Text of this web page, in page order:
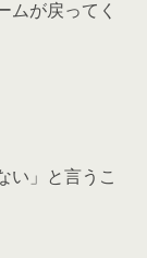
ムが戻ってく
い」と言うこ